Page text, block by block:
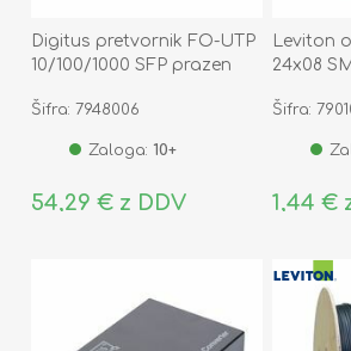
Digitus pretvornik FO-UTP
10/100/1000 SFP prazen
Šifra: 7948006
Zaloga: 10+
54,29 € z DDV
Leviton
24x08
Šifra:
1,44 €